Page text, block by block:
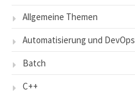
Allgemeine Themen
Automatisierung und DevOps
Batch
C++